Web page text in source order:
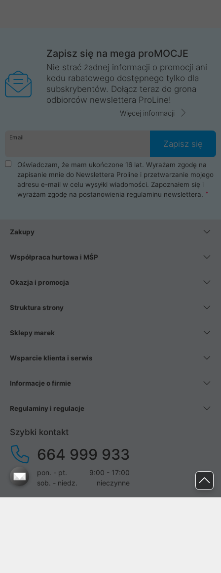
Zapisz się na mega proMOCJE
Nie strać żadnej informacji o promocji ani
kodu rabatowego dostępnego tylko dla
subskrybentów. Dołącz teraz do grona
odbiorców newslettera ProLine!
Więcej informacji
Email
Zapisz się
Oświadczam, że mam ukończone 16 lat. Wyrażam zgodę na
zapisanie mnie do Newslettera Proline i przetwarzanie mojego
adresu e-mail w celu wysyłki wiadomości. Zapoznałem się i
wyrażam zgodę na postanowienia regulaminu newslettera.
Zakupy
Współpraca hurtowa i MŚP
Okazja i promocja
Struktura strony
Sklepy marek
Wsparcie klienta i serwis
Informacje o firmie
Regulaminy i regulacje
Szybki kontakt
664 999 933
pon. - pt.
9:00 - 17:00
sob. - niedz.
nieczynne